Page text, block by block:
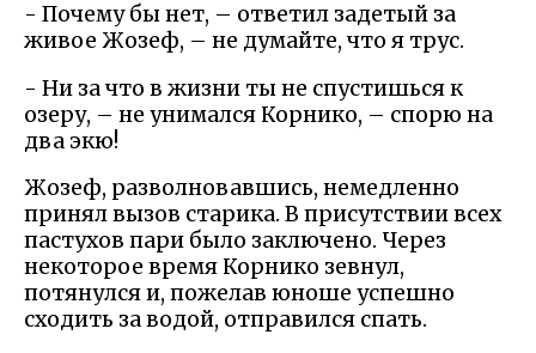
- Почему бы нет, – ответил задетый за
живое Жозеф, – не думайте, что я трус.
- Ни за что в жизни ты не спустишься к
озеру, – не унимался Корнико, – спорю на
два экю!
Жозеф, разволновавшись, немедленно
принял вызов старика. В присутствии всех
пастухов пари было заключено. Через
некоторое время Корнико зевнул,
потянулся и, пожелав юноше успешно
сходить за водой, отправился спать.